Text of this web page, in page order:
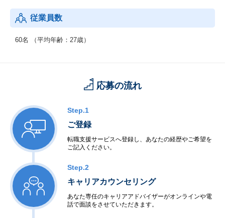
従業員数
60名 （平均年齢：27歳）
応募の流れ
Step.1
ご登録
転職支援サービスへ登録し、あなたの経歴やご希望を
ご記入ください。
Step.2
キャリアカウンセリング
あなた専任のキャリアアドバイザーがオンラインや電
話で面談をさせていただきます。